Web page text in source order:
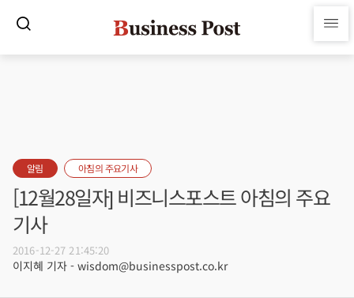
알림 아침의 주요기사
[12월28일자] 비즈니스포스트 아침의 주요
기사
2016-12-27 21:45:20
이지혜 기자 - wisdom@businesspost.co.kr